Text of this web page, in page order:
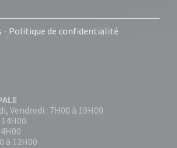
- Politique de confidentialité
Vendredi : 7H00 à 19H00
à 12H00